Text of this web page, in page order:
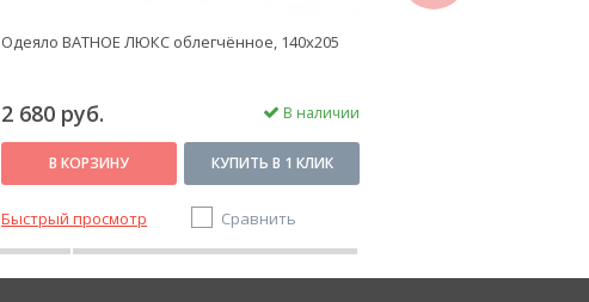
Одеяло ВАТНОЕ ЛЮКС облегчённое, 140x205
2 680 руб. В наличии
В КОРЗИНУ КУПИТЬ В 1 КЛИК
Быстрый просмотр Сравнить